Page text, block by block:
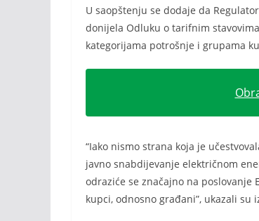
U saopštenju se dodaje da
donijela Odluku o tarifnim
kategorijama potrošnje i grupama
“Iako nismo strana koja je
javno snabdijevanje električnom
odraziće se značajno na
kupci, odnosno građani”, ukazali su